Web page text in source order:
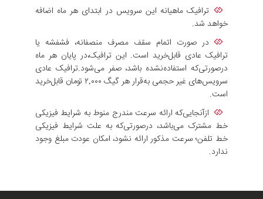
ترافیک ماهیانه این سرویس در ابتدای هر ماه اضافه
خواهد شد.
در صورت اتمام سقف مصرف منصفانه، فشفشه یا
ترافیک عادی قابل‌خرید است. این ترافیک،در پایان هر ماه
درصورتی‌که استفاده‌نشده باشد، صفر می‌شود.ترافیک عادی
سرویس‌های غیر حجمی به‌قرار هر گیگ ۲,۰۰۰ تومان قابل‌خرید
است.
ازآنجایی‌که ارائه سرعت مندرج منوط به شرایط فیزیکی
خط مشترک می‌باشد، درصورتی‌که به علت شرایط فیزیکی
خط تلفن؛ سرعت مذکور ارائه نشود، امکان عودت مبلغ وجود
ندارد.